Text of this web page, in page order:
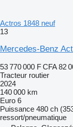
Actros 1848 neuf
13
Mercedes-Benz
53 770 000 F CFA 82
Tracteur routier
2024
140 000 km
Euro 6
Puissance 480 ch
ressort/pneumatique